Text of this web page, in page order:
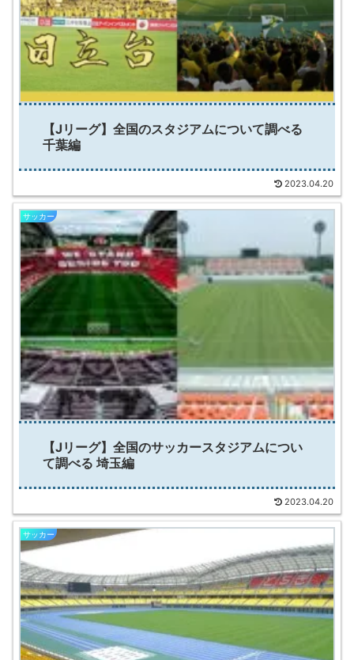
【Jリーグ】全国のスタジアムについて調べる
千葉編
2023.04.20
サッカー
【Jリーグ】全国のサッカースタジアムについ
て調べる 埼玉編
2023.04.20
サッカー